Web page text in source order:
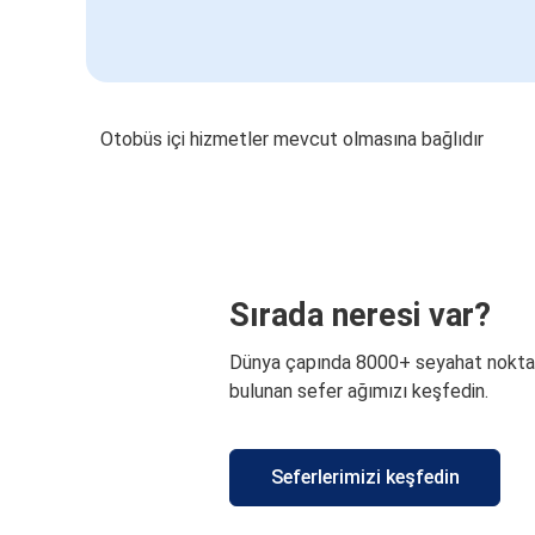
Otobüs içi hizmetler mevcut olmasına bağlıdır
Sırada neresi var?
Dünya çapında 8000+ seyahat
bulunan sefer ağımızı keşfedin.
Seferlerimizi keşfedin